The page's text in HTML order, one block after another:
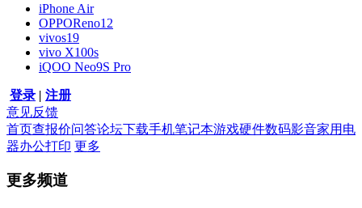
iPhone Air
OPPOReno12
vivos19
vivo X100s
iQOO Neo9S Pro
登录 | 注册
意见反馈
首页查报价问答论坛下载手机笔记本游戏硬件数码影音家用电
器办公打印 更多
更多频道